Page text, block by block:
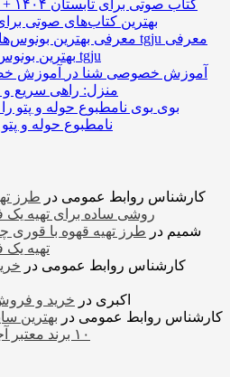
بهترین کتاب‌های صوتی
معرفی
بهترین بونوس‌های فارکس در سایت tgju
آموزش خصوصی شنا در
منزل: راهی سریع و
بوی
نامطبوع حوله و
کارشناس روابط عمومی در طرز
روشی ساده برای تهیه
شمیم در طرز تهیه قهوه با قوری
تهیه
کارشناس روابط عمومی در
اکبری در خرید و
کارشناس روابط عمومی در بهترین
۱۰ برند معتبر آجیل و خشکبار در ایران